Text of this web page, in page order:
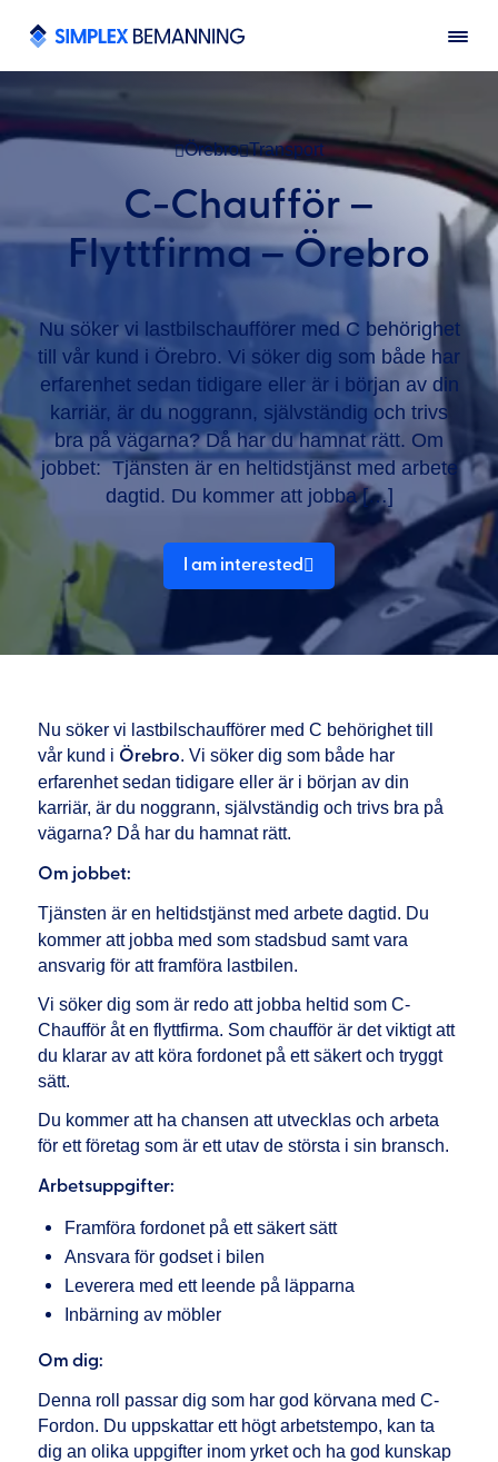
Örebro Transport
C-Chaufför –
Flyttfirma – Örebro
Nu söker vi lastbilschaufförer med C behörighet
till vår kund i Örebro. Vi söker dig som både har
erfarenhet sedan tidigare eller är i början av din
karriär, är du noggrann, självständig och trivs
bra på vägarna? Då har du hamnat rätt. Om
jobbet: Tjänsten är en heltidstjänst med arbete
dagtid. Du kommer att jobba […]
I am interested
Nu söker vi lastbilschaufförer med C behörighet till
vår kund i Örebro. Vi söker dig som både har
erfarenhet sedan tidigare eller är i början av din
karriär, är du noggrann, självständig och trivs bra på
vägarna? Då har du hamnat rätt.
Om jobbet:
Tjänsten är en heltidstjänst med arbete dagtid. Du
kommer att jobba med som stadsbud samt vara
ansvarig för att framföra lastbilen.
Vi söker dig som är redo att jobba heltid som C-
Chaufför åt en flyttfirma. Som chaufför är det viktigt att
du klarar av att köra fordonet på ett säkert och tryggt
sätt.
Du kommer att ha chansen att utvecklas och arbeta
för ett företag som är ett utav de största i sin bransch.
Arbetsuppgifter:
Framföra fordonet på ett säkert sätt
Ansvara för godset i bilen
Leverera med ett leende på läpparna
Inbärning av möbler
Om dig:
Denna roll passar dig som har god körvana med C-
Fordon. Du uppskattar ett högt arbetstempo, kan ta
dig an olika uppgifter inom yrket och ha god kunskap